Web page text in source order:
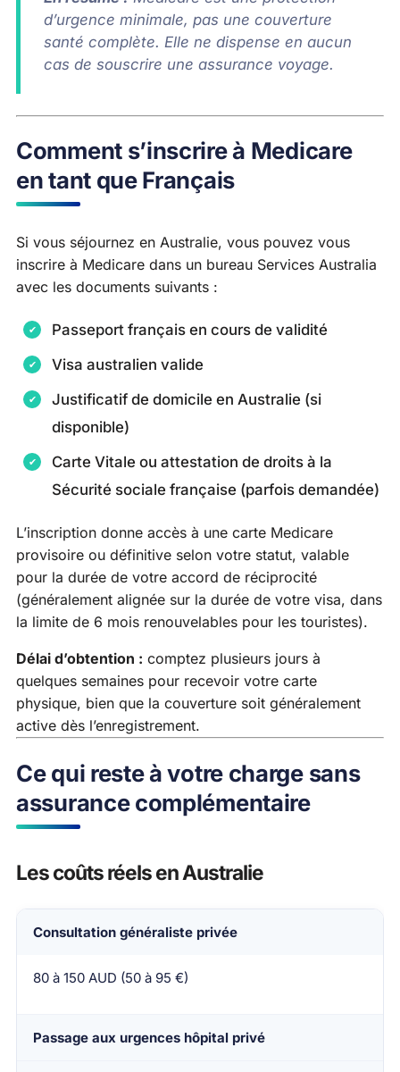
d’urgence minimale, pas une couverture
santé complète. Elle ne dispense en aucun
cas de souscrire une assurance voyage.
Comment s’inscrire à Medicare
en tant que Français
Si vous séjournez en Australie, vous pouvez vous
inscrire à Medicare dans un bureau Services Australia
avec les documents suivants :
Passeport français en cours de validité
Visa australien valide
Justificatif de domicile en Australie (si
disponible)
Carte Vitale ou attestation de droits à la
Sécurité sociale française (parfois demandée)
L’inscription donne accès à une carte Medicare
provisoire ou définitive selon votre statut, valable
pour la durée de votre accord de réciprocité
(généralement alignée sur la durée de votre visa, dans
la limite de 6 mois renouvelables pour les touristes).
Délai d’obtention : comptez plusieurs jours à
quelques semaines pour recevoir votre carte
physique, bien que la couverture soit généralement
active dès l’enregistrement.
Ce qui reste à votre charge sans
assurance complémentaire
Les coûts réels en Australie
Poste de dépense Coût moyen sans assurance
Consultation généraliste privée
80 à 150 AUD (50 à 95 €)
Passage aux urgences hôpital privé